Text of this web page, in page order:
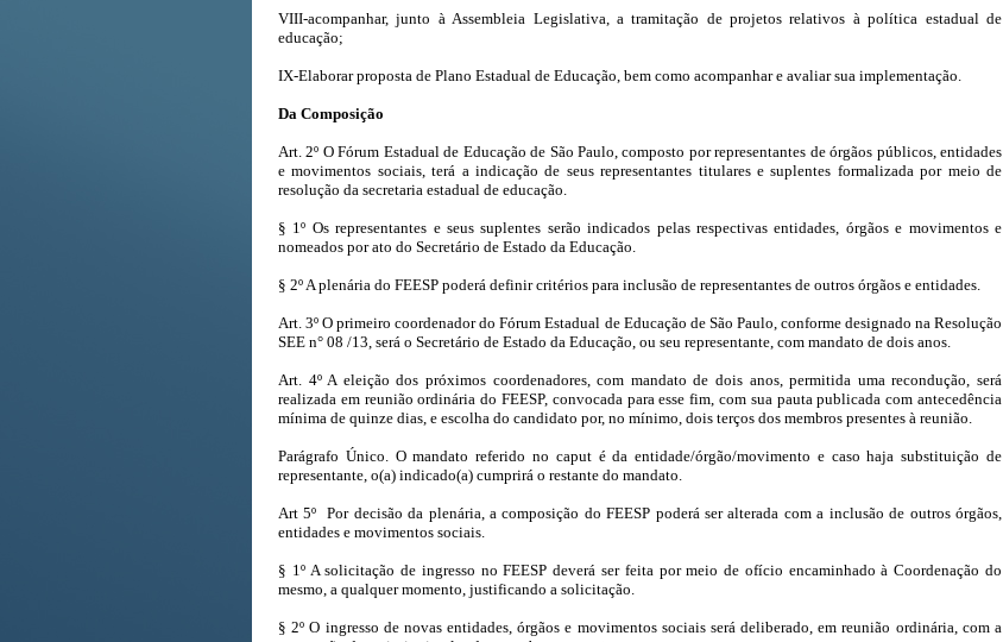
VIII-acompanhar, junto à Assembleia Legislativa, a tramitação de projetos relativos à política estadual de
educação;
IX-Elaborar proposta de Plano Estadual de Educação, bem como acompanhar e avaliar sua implementação.
Da Composição
Art. 2º O Fórum Estadual de Educação de São Paulo, composto por representantes de órgãos públicos, entidades
e movimentos sociais, terá a indicação de seus representantes titulares e suplentes formalizada por meio de
resolução da secretaria estadual de educação.
§ 1º Os representantes e seus suplentes serão indicados pelas respectivas entidades, órgãos e movimentos e
nomeados por ato do Secretário de Estado da Educação.
§ 2º A plenária do FEESP poderá definir critérios para inclusão de representantes de outros órgãos e entidades.
Art. 3º O primeiro coordenador do Fórum Estadual de Educação de São Paulo, conforme designado na Resolução
SEE n° 08 /13, será o Secretário de Estado da Educação, ou seu representante, com mandato de dois anos.
Art. 4º A eleição dos próximos coordenadores, com mandato de dois anos, permitida uma recondução, será
realizada em reunião ordinária do FEESP, convocada para esse fim, com sua pauta publicada com antecedência
mínima de quinze dias, e escolha do candidato por, no mínimo, dois terços dos membros presentes à reunião.
Parágrafo Único. O mandato referido no caput é da entidade/órgão/movimento e caso haja substituição de
representante, o(a) indicado(a) cumprirá o restante do mandato.
Art 5º Por decisão da plenária, a composição do FEESP poderá ser alterada com a inclusão de outros órgãos,
entidades e movimentos sociais.
§ 1º A solicitação de ingresso no FEESP deverá ser feita por meio de ofício encaminhado à Coordenação do
mesmo, a qualquer momento, justificando a solicitação.
§ 2º O ingresso de novas entidades, órgãos e movimentos sociais será deliberado, em reunião ordinária, com a